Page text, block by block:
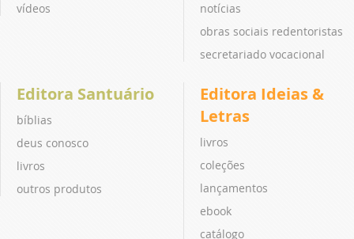
vídeos
notícias
obras sociais redentoristas
secretariado vocacional
Editora Santuário
bíblias
deus conosco
livros
outros produtos
Editora Ideias &
Letras
livros
coleções
lançamentos
ebook
catálogo